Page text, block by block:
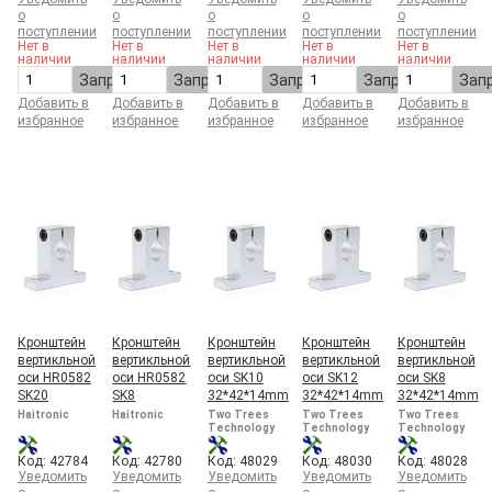
о
поступлении
Нет в
наличии
Запросить
Добавить в
избранное
о
поступлении
Нет в
наличии
Запросить
Добавить в
избранное
о
поступлении
Нет в
наличии
Запросить
Добавить в
избранное
о
поступлении
Нет в
наличии
Запросить
Добавить в
избранное
о
поступлении
Нет в
наличии
Добавить в
избранное
Кронштейн
вертикльной
оси HR0582
SK20
Haitronic
Код: 42784
Уведомить
Кронштейн
вертикльной
оси HR0582
SK8
Haitronic
Код: 42780
Уведомить
Кронштейн
вертикльной
оси SK10
32*42*14mm
Two Trees
Technology
Код: 48029
Уведомить
Кронштейн
вертикльной
оси SK12
32*42*14mm
Two Trees
Technology
Код: 48030
Уведомить
Кронштейн
вертикльной
оси SK8
32*42*14mm
Two Trees
Technology
Код: 48028
Уведомить